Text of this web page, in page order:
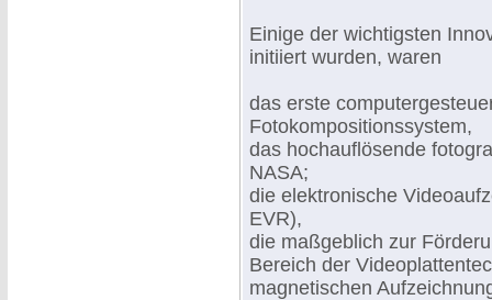
Einige der wichtigsten
initiiert wurden, waren
das erste
Fotokompositionssystem,
das hochauflösende
NASA;
die elektronische
EVR),
die maßgeblich zur
Bereich der
magnetischen